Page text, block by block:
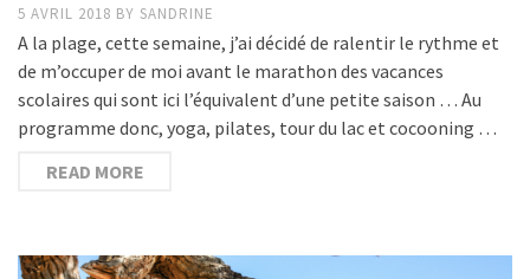
5 AVRIL 2018 BY SANDRINE
A la plage, cette semaine, j’ai décidé de ralentir le rythme et
de m’occuper de moi avant le marathon des vacances
scolaires qui sont ici l’équivalent d’une petite saison … Au
programme donc, yoga, pilates, tour du lac et cocooning …
READ MORE